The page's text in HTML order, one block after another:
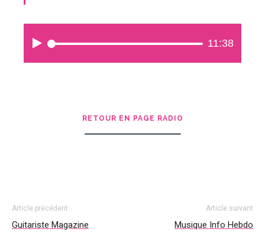
Audio
11:38
RETOUR EN PAGE RADIO
Article précédent
Guitariste Magazine
Article suivant
Musique Info Hebdo